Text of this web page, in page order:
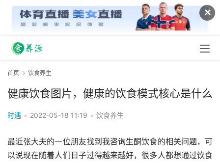
✕
首页 饮食养生
健康饮食图片，健康的饮食模式核心是什么
时遇 • 2022-05-18 11:19 • 饮食养生
最近张大夫的一位朋友找到我咨询生酮饮食的相关问题，可
以说现在随着人们日子过得越来越好，很多人都想通过饮食